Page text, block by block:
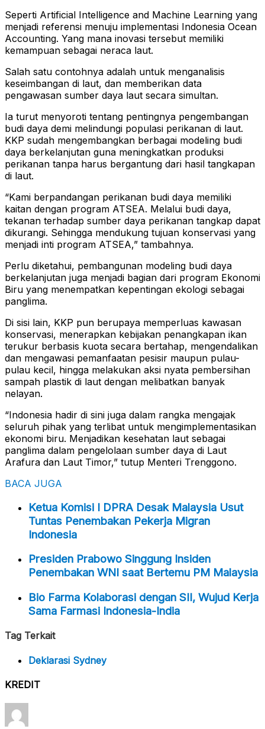
Seperti Artificial Intelligence and Machine Learning yang
menjadi referensi menuju implementasi Indonesia Ocean
Accounting. Yang mana inovasi tersebut memiliki
kemampuan sebagai neraca laut.
Salah satu contohnya adalah untuk menganalisis
keseimbangan di laut, dan memberikan data
pengawasan sumber daya laut secara simultan.
Ia turut menyoroti tentang pentingnya pengembangan
budi daya demi melindungi populasi perikanan di laut.
KKP sudah mengembangkan berbagai modeling budi
daya berkelanjutan guna meningkatkan produksi
perikanan tanpa harus bergantung dari hasil tangkapan
di laut.
“Kami berpandangan perikanan budi daya memiliki
kaitan dengan program ATSEA. Melalui budi daya,
tekanan terhadap sumber daya perikanan tangkap dapat
dikurangi. Sehingga mendukung tujuan konservasi yang
menjadi inti program ATSEA,” tambahnya.
Perlu diketahui, pembangunan modeling budi daya
berkelanjutan juga menjadi bagian dari program Ekonomi
Biru yang menempatkan kepentingan ekologi sebagai
panglima.
Di sisi lain, KKP pun berupaya memperluas kawasan
konservasi, menerapkan kebijakan penangkapan ikan
terukur berbasis kuota secara bertahap, mengendalikan
dan mengawasi pemanfaatan pesisir maupun pulau-
pulau kecil, hingga melakukan aksi nyata pembersihan
sampah plastik di laut dengan melibatkan banyak
nelayan.
“Indonesia hadir di sini juga dalam rangka mengajak
seluruh pihak yang terlibat untuk mengimplementasikan
ekonomi biru. Menjadikan kesehatan laut sebagai
panglima dalam pengelolaan sumber daya di Laut
Arafura dan Laut Timor,” tutup Menteri Trenggono.
BACA JUGA
Ketua Komisi I DPRA Desak Malaysia Usut
Tuntas Penembakan Pekerja Migran
Indonesia
Presiden Prabowo Singgung Insiden
Penembakan WNI saat Bertemu PM Malaysia
Bio Farma Kolaborasi dengan SII, Wujud Kerja
Sama Farmasi Indonesia-India
Tag Terkait
Deklarasi Sydney
KREDIT